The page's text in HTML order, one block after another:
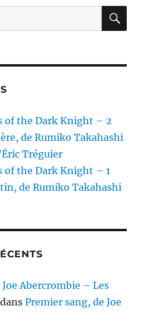
of the Dark Knight – 2
de Rumiko Takahashi
Tréguier
of the Dark Knight – 1
de Rumiko Takahashi
Abercrombie – Les
dansPremier sang, de Joe